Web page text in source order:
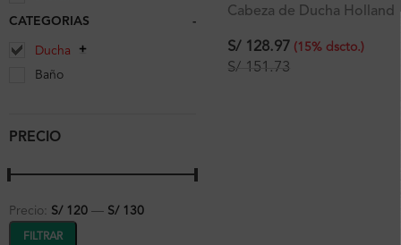
CATEGORIAS -
Ducha
Baño
PRECIO
FILTRAR
Precio: S/ 120 — S/ 130
Cabeza de Ducha Holland
Canopla
S/ 128.97 ( 15% dscto.)
S/ 151.73